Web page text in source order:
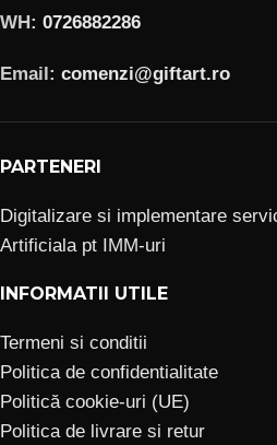
WH: 0726882286
Email: comenzi@giftart.ro
PARTENERI
Digitalizare si implementare
Artificiala pt IMM-uri
INFORMATII UTILE
Termeni si conditii
Politica de confidentialitate
Politică cookie-uri (UE)
Politica de livrare si retur